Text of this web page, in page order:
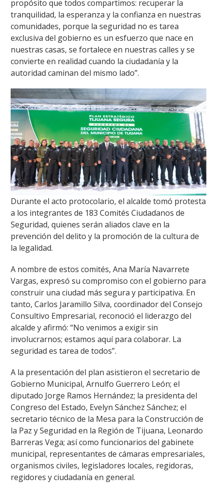
propósito que todos compartimos: recuperar la
tranquilidad, la esperanza y la confianza en nuestras
comunidades, porque la seguridad no es tarea
exclusiva del gobierno es un esfuerzo que nace en
nuestras casas, se fortalece en nuestras calles y se
convierte en realidad cuando la ciudadanía y la
autoridad caminan del mismo lado”.
Durante el acto protocolario, el alcalde tomó protesta
a los integrantes de 183 Comités Ciudadanos de
Seguridad, quienes serán aliados clave en la
prevención del delito y la promoción de la cultura de
la legalidad.
A nombre de estos comités, Ana María Navarrete
Vargas, expresó su compromiso con el gobierno para
construir una ciudad más segura y participativa. En
tanto, Carlos Jaramillo Silva, coordinador del Consejo
Consultivo Empresarial, reconoció el liderazgo del
alcalde y afirmó: “No venimos a exigir sin
involucrarnos; estamos aquí para colaborar. La
seguridad es tarea de todos”.
A la presentación del plan asistieron el secretario de
Gobierno Municipal, Arnulfo Guerrero León; el
diputado Jorge Ramos Hernández; la presidenta del
Congreso del Estado, Evelyn Sánchez Sánchez; el
secretario técnico de la Mesa para la Construcción de
la Paz y Seguridad en la Región de Tijuana, Leonardo
Barreras Vega; así como funcionarios del gabinete
municipal, representantes de cámaras empresariales,
organismos civiles, legisladores locales, regidoras,
regidores y ciudadanía en general.